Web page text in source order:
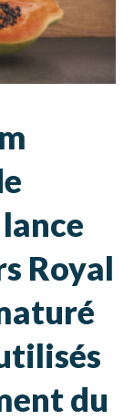
Royal
du